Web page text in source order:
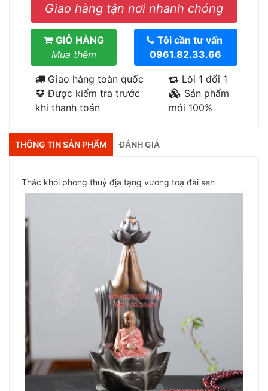
Giao hàng tận nơi nhanh chóng
GIỎ HÀNG
Mua thêm
Tôi cần tư vấn
0961.82.33.66
Giao hàng toàn quốc
Được kiểm tra trước
khi thanh toán
Lỗi 1 đổi 1
Sản phẩm
mới 100%
THÔNG TIN SẢN PHẨM ĐÁNH GIÁ
Thác khói phong thuỷ địa tạng vương toạ đài sen